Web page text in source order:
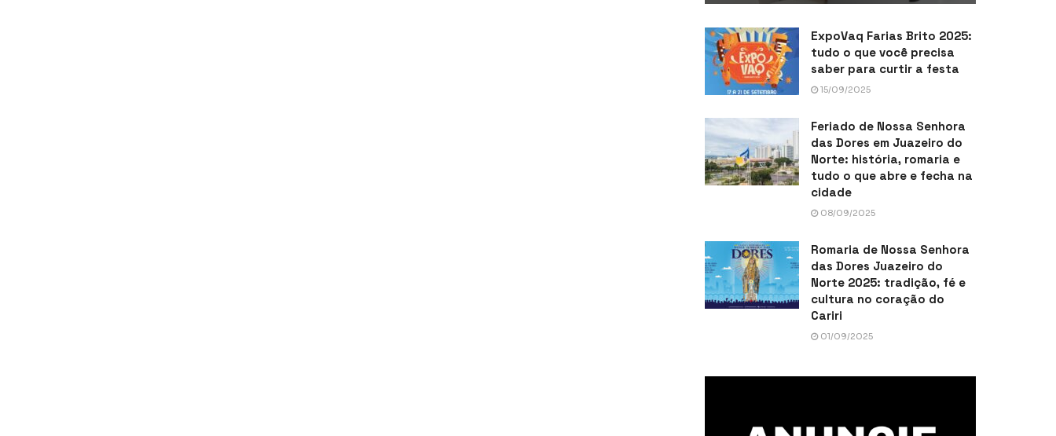
ExpoVaq Farias Brito 2025:
tudo o que você precisa
saber para curtir a festa
15/09/2025
Feriado de Nossa Senhora
das Dores em Juazeiro do
Norte: história, romaria e
tudo o que abre e fecha na
cidade
08/09/2025
Romaria de Nossa Senhora
das Dores Juazeiro do
Norte 2025: tradição, fé e
cultura no coração do
Cariri
01/09/2025